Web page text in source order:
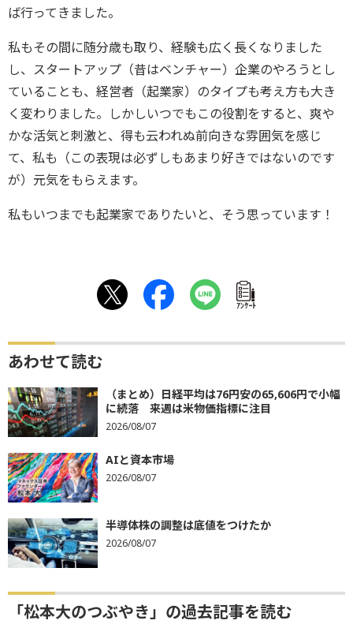
ば行ってきました。
私もその間に随分歳も取り、経験も広く長くなりました
し、スタートアップ（昔はベンチャー）企業のやろうとし
ていることも、経営者（起業家）のタイプも考え方も大き
く変わりました。しかしいつでもこの役割をすると、爽や
かな活気と刺激と、得も云われぬ前向きな雰囲気を感じ
て、私も（この表現は必ずしもあまり好きではないのです
が）元気をもらえます。
私もいつまでも起業家でありたいと、そう思っています！
ｱﾝｹｰﾄ
あわせて読む
（まとめ）日経平均は76円安の65,606円で小幅
に続落 来週は米物価指標に注目
2026/08/07
AIと資本市場
2026/08/07
半導体株の調整は底値をつけたか
2026/08/07
「松本大のつぶやき」の過去記事を読む